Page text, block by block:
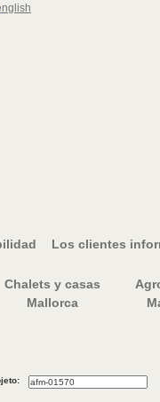
Los clientes
Chalets y casas
Mallorca